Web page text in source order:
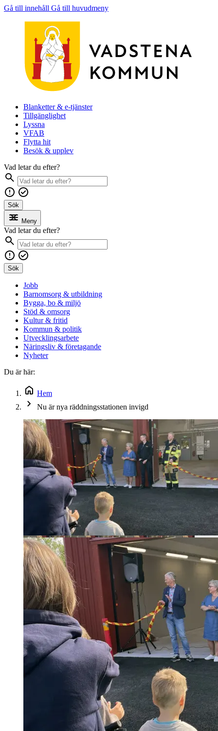
Gå till innehåll Gå till huvudmeny
Blanketter & e-tjänster
Tillgänglighet
Lyssna
VFAB
Flytta hit
Besök & upplev
Vad letar du efter?
Sök
Meny
Vad letar du efter?
Sök
Jobb
Barnomsorg & utbildning
Bygga, bo & miljö
Stöd & omsorg
Kultur & fritid
Kommun & politik
Utvecklingsarbete
Näringsliv & företagande
Nyheter
Du är här:
Hem
Nu är nya räddningsstationen invigd